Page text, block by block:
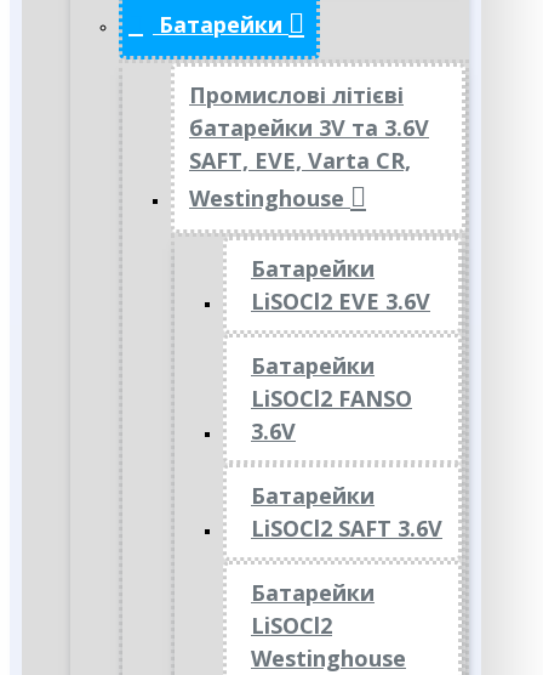
Батарейки
Промислові літієві
батарейки 3V та 3.6V
SAFT, EVE, Varta CR,
Westinghouse
Батарейки
LiSOCl2 EVE 3.6V
Батарейки
LiSOCl2 FANSO
3.6V
Батарейки
LiSOCl2 SAFT 3.6V
Батарейки
LiSOCl2
Westinghouse